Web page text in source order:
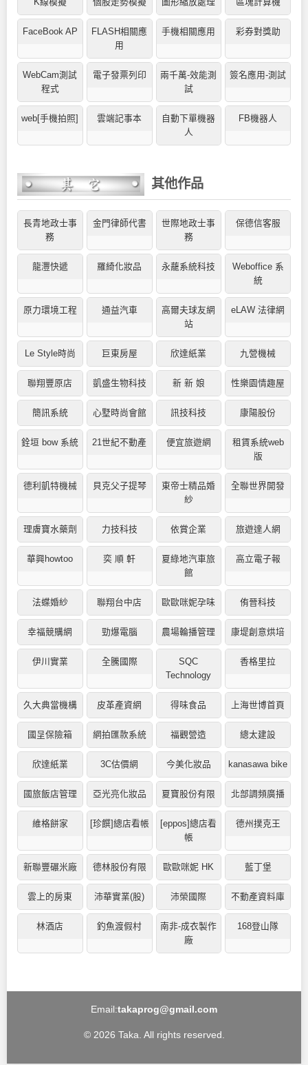
FaceBook AP
FLASH相關應
用
手機相關應用 彩券對獎助
WebCam測試
程式
電子發票列印
兩千萬-效能測
試
簽名應用-測試
web[手機拍照] 雲端記事本
自動下單機器
人
FB機器人
其他作品
長青地政士事
務
金門律師代書
世際地政士事
務
保德信客服
龍灃快遞 羅綺化妝品 永蘢系統科技
Weboffice 系
統
原力環境工程 通益汽車
高爾夫球友網
站
eLAW 法律網
Le Style時尚 巨東房屋 欣達紙業 九營機械
聯翔豐原店 凱盛生物科技 新 新 娘 性樂園情趣屋
簡訊系統 心墅時尚會館 訊技科技 康陽股份
銓垣 bow 系統 21世紀不動產 便宜旅遊網
租賃系統web
版
德利凱特機械 貝克父子提琴
東帝士精品婚
紗
全聯世界開發
理膚寶水藥劑 力技科技 依賞企業 旅遊達人網
華興howtoo 奕 順 軒
夏綠地汽車旅
館
高立電子報
法蝶婚紗 聯翔台中店 歐歐咪妮孕味 侑晉科技
幸福競購網 勁爆電腦 農場輪播管理 康堤創意烘培
伊川實業 全騰國際
SQC
Technology
香格里拉
久大典當機構 皮革產資網 得味食品 上海世博首頁
國呈保險箱 網拍匯款系統 福觀營造 總太建設
欣達紙業 3C估價網 今美化妝品 kanasawa bike
國旅飯店管理 亞光亮化妝品 夏寶股份有限 北部調頻廣播
維格餅家 [珍饌]總店看帳
[eppos]總店看
帳
德州撲克王
新聯豐碾米廠 德林股份有限 歐歐咪妮 HK 藍丁堡
雲上的房東 沛華實業(股) 沛榮國際 不動產資料庫
林酒店 釣魚渡假村
南非-成衣製作
廠
168登山隊
Email:takaprog@gmail.com
© 2026 Taka. All rights reserved.